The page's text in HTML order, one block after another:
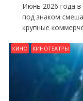
Июнь 2026 года в
под знаком
крупные
КИНО КИНОТЕАТРЫ